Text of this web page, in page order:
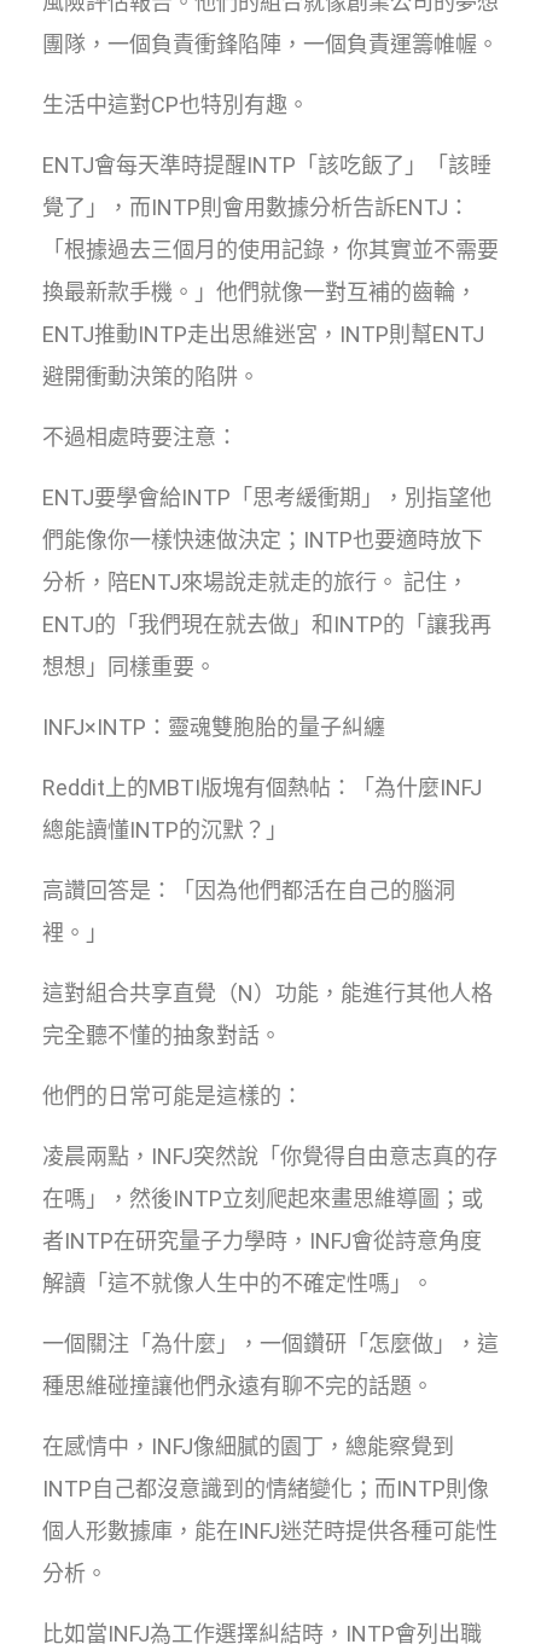
團隊，一個負責衝鋒陷陣，一個負責運籌帷幄。
生活中這對CP也特別有趣。
ENTJ會每天準時提醒INTP「該吃飯了」「該睡
覺了」，而INTP則會用數據分析告訴ENTJ：
「根據過去三個月的使用記錄，你其實並不需要
換最新款手機。」他們就像一對互補的齒輪，
ENTJ推動INTP走出思維迷宮，INTP則幫ENTJ
避開衝動決策的陷阱。
不過相處時要注意：
ENTJ要學會給INTP「思考緩衝期」，別指望他
們能像你一樣快速做決定；INTP也要適時放下
分析，陪ENTJ來場說走就走的旅行。 記住，
ENTJ的「我們現在就去做」和INTP的「讓我再
想想」同樣重要。
INFJ×INTP：靈魂雙胞胎的量子糾纏
Reddit上的MBTI版塊有個熱帖：「為什麼INFJ
總能讀懂INTP的沉默？」
高讚回答是：「因為他們都活在自己的腦洞
裡。」
這對組合共享直覺（N）功能，能進行其他人格
完全聽不懂的抽象對話。
他們的日常可能是這樣的：
凌晨兩點，INFJ突然說「你覺得自由意志真的存
在嗎」，然後INTP立刻爬起來畫思維導圖；或
者INTP在研究量子力學時，INFJ會從詩意角度
解讀「這不就像人生中的不確定性嗎」。
一個關注「為什麼」，一個鑽研「怎麼做」，這
種思維碰撞讓他們永遠有聊不完的話題。
在感情中，INFJ像細膩的園丁，總能察覺到
INTP自己都沒意識到的情緒變化；而INTP則像
個人形數據庫，能在INFJ迷茫時提供各種可能性
分析。
比如當INFJ為工作選擇糾結時，INTP會列出職